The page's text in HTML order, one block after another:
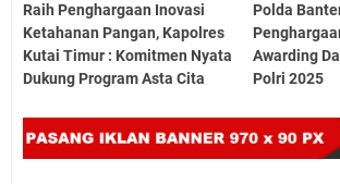
Raih Penghargaan Inovasi
Ketahanan Pangan, Kapolres
Kutai Timur : Komitmen Nyata
Dukung Program Asta Cita
Polda
Awarding
Polri 2025